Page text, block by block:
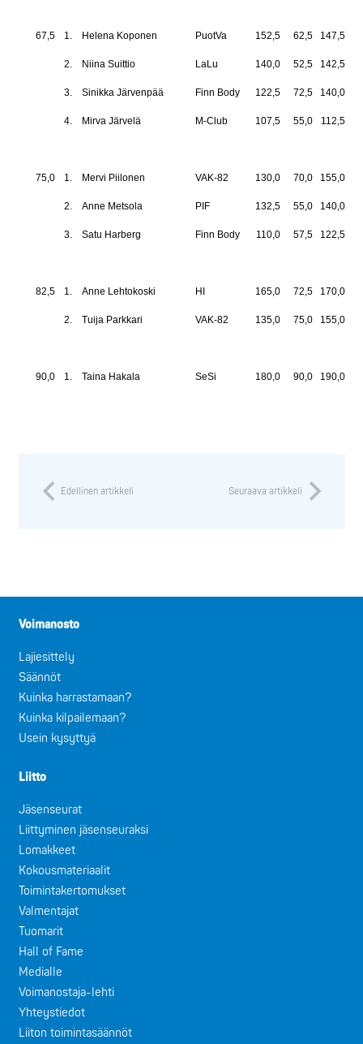
67,5 1. Helena Koponen PuotVa 152,5 62,5 147,5
2. Niina Suittio LaLu 140,0 52,5 142,5
3. Sinikka Järvenpää Finn Body 122,5 72,5 140,0
4. Mirva Järvelä M-Club 107,5 55,0 112,5
75,0 1. Mervi Piilonen VAK-82 130,0 70,0 155,0
2. Anne Metsola PIF 132,5 55,0 140,0
3. Satu Harberg Finn Body 110,0 57,5 122,5
82,5 1. Anne Lehtokoski HI 165,0 72,5 170,0
2. Tuija Parkkari VAK-82 135,0 75,0 155,0
90,0 1. Taina Hakala SeSi 180,0 90,0 190,0
Edellinen artikkeli Seuraava artikkeli
Voimanosto
Lajiesittely
Säännöt
Kuinka harrastamaan?
Kuinka kilpailemaan?
Usein kysyttyä
Liitto
Jäsenseurat
Liittyminen jäsenseuraksi
Lomakkeet
Kokousmateriaalit
Toimintakertomukset
Valmentajat
Tuomarit
Hall of Fame
Medialle
Voimanostaja-lehti
Yhteystiedot
Liiton toimintasäännöt